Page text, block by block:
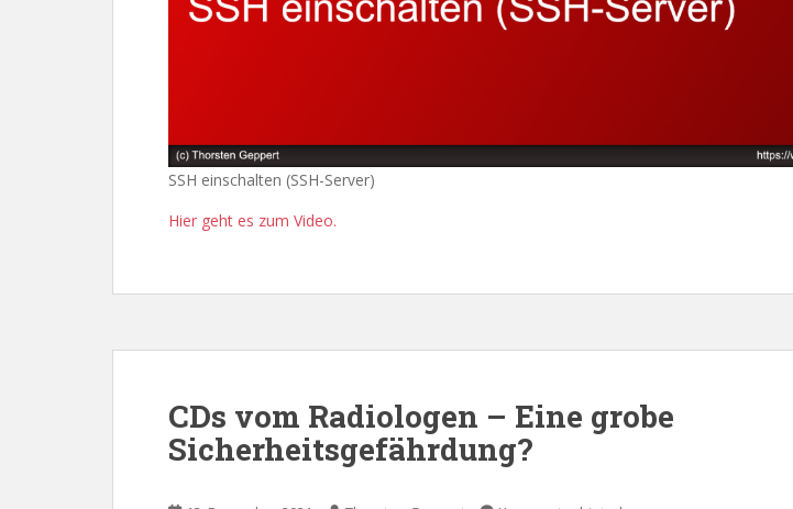
SSH einschalten (SSH-Server)
Hier geht es zum Video.
CDs vom Radiologen – Eine grobe
Sicherheitsgefährdung?